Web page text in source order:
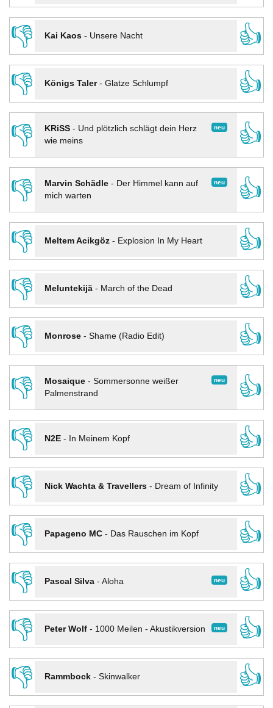
👎
Kai Kaos- Unsere Nacht
👍
👎
Königs Taler- Glatze Schlumpf
👍
👎
neu
KRiSS- Und plötzlich schlägt dein Herz
wie meins
👍
👎 neu
Marvin Schädle- Der Himmel kann auf
mich warten
👍
👎
Meltem Acikgöz- Explosion In My Heart
👍
👎
Meluntekijä- March of the Dead
👍
👎
Monrose- Shame (Radio Edit)
👍
👎
neu
Mosaique- Sommersonne weißer
Palmenstrand
👍
👎
N2E- In Meinem Kopf
👍
👎
Nick Wachta & Travellers- Dream of Infinity
👍
👎
Papageno MC- Das Rauschen im Kopf
👍
👎
neu
Pascal Silva- Aloha
👍
👎
neu
Peter Wolf- 1000 Meilen - Akustikversion
👍
👎
Rammbock- Skinwalker
👍